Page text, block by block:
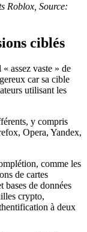
Roblox, Source:
ciblés
assez vaste » de
car sa cible
utilisant les
y compris
Opera, Yandex,
comme les
de cartes
bases de données
crypto,
à deux